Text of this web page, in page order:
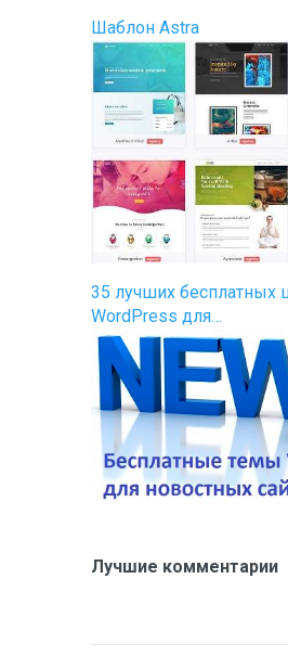
Шаблон Astra
35 лучших бесплатных
WordPress для…
Лучшие комментарии